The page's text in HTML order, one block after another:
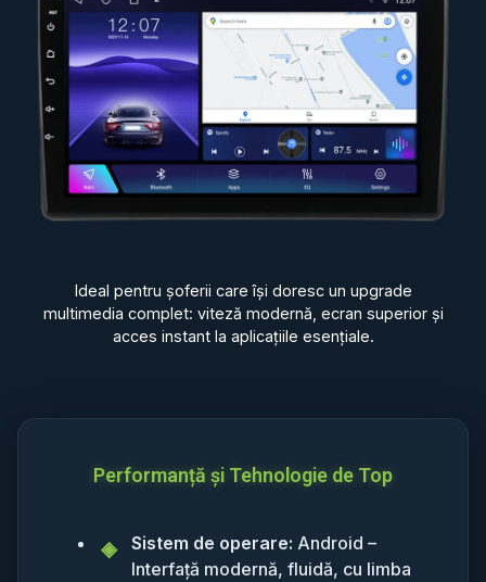
Ideal pentru șoferii care își doresc un upgrade
multimedia complet: viteză modernă, ecran superior și
acces instant la aplicațiile esențiale.
Performanță și Tehnologie de Top
Sistem de operare: Android –
Interfață modernă, fluidă, cu limba